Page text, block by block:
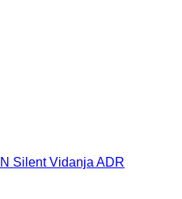
Silent Vidanja ADR